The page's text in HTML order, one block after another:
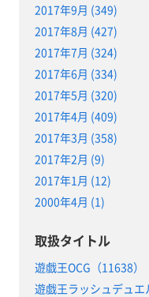
2017年9月 (349)
2017年8月 (427)
2017年7月 (324)
2017年6月 (334)
2017年5月 (320)
2017年4月 (409)
2017年3月 (358)
2017年2月 (9)
2017年1月 (12)
2000年4月 (1)
取扱タイトル
遊戯王OCG（11638）
遊戯王ラッシュデュエ